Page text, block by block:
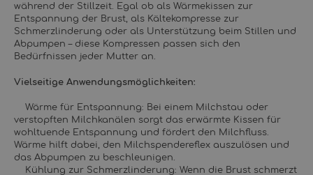
während der Stillzeit. Egal ob als Wärmekissen zur
Entspannung der Brust, als Kältekompresse zur
Schmerzlinderung oder als Unterstützung beim Stillen und
Abpumpen – diese Kompressen passen sich den
Bedürfnissen jeder Mutter an.
Vielseitige Anwendungsmöglichkeiten:
Wärme für Entspannung: Bei einem Milchstau oder
verstopften Milchkanälen sorgt das erwärmte Kissen für
wohltuende Entspannung und fördert den Milchfluss.
Wärme hilft dabei, den Milchspendereflex auszulösen und
das Abpumpen zu beschleunigen.
Kühlung zur Schmerzlinderung: Wenn die Brust schmerzt